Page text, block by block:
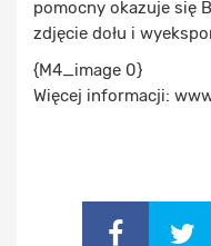
pomocny okazuje się
zdjęcie dołu i
{M4_image 0}
Więcej informacji: